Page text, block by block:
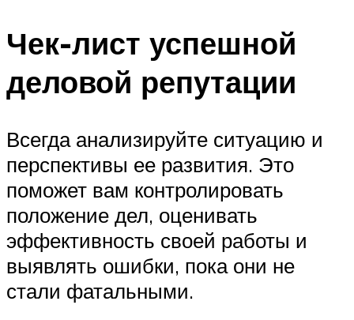
Чек-лист успешной
деловой репутации
Всегда анализируйте ситуацию и
перспективы ее развития. Это
поможет вам контролировать
положение дел, оценивать
эффективность своей работы и
выявлять ошибки, пока они не
стали фатальными.